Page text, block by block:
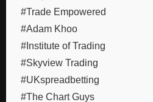
#Trade Empowered
#Adam Khoo
#Institute of Trading
#Skyview Trading
#UKspreadbetting
#The Chart Guys